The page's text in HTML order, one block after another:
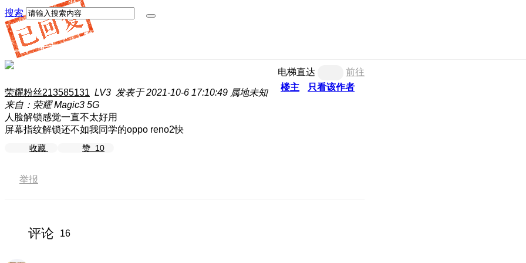
搜索
电梯直达
前往
楼主
只看该作者
荣耀粉丝213585131 LV3 发表于 2021-10-6 17:10:49 属地未知
来自：荣耀 Magic3 5G
人脸解锁感觉一直不太好用
屏幕指纹解锁还不如我同学的oppo reno2快
收藏 赞 10
举报
评论 16